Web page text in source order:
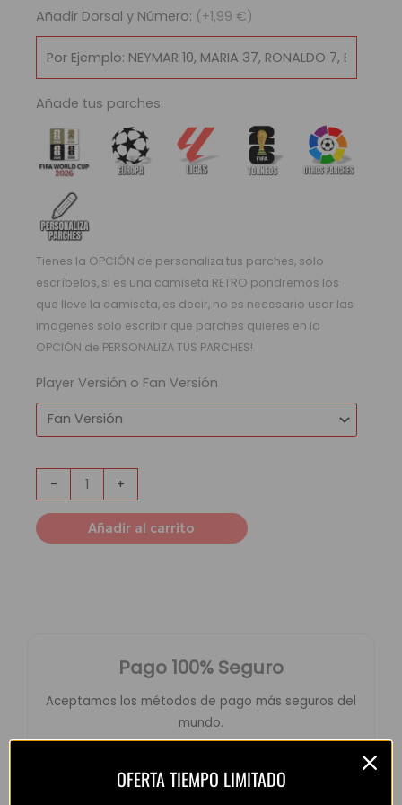
Añadir Dorsal y Número: (+1,99 €)
Añade tus parches:
Tienes la OPCIÓN de personaliza tus parches, solo
escríbelos, si es una camiseta RETRO pondremos los
que lleve la camiseta, es decir, no es necesario usar las
imagenes solo escribir que parches quieres en la
OPCIÓN de PERSONALIZA TUS PARCHES!
Player Versión o Fan Versión
- +
Añadir al carrito
Pago 100% Seguro
Aceptamos los métodos de pago más seguros del
mundo.
OFERTA TIEMPO LIMITADO